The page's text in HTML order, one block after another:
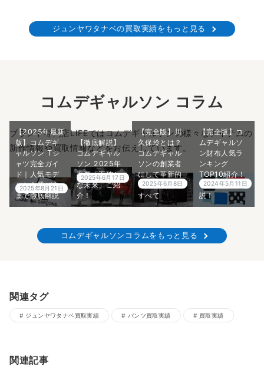
ジュンヤワタナベの買取実績をもっと見る
コムデギャルソン コラム
ブランド専門店LIFEではコムデギャルソンの様々なアイテムの
新作情報や買取情報などをお伝えしています。
【2025年最新
版】コムデギ
ャルソン Tシ
ャツ完全ガイ
ド｜人気モデ
ルから選び方
まで徹底解説
2025年8月21日
【徹底解説】
コムデギャル
ソン 2025年
春夏「不確か
な未来」ご紹
介！
2025年6月17日
【完全版】川
久保玲とは？
コムデギャル
ソンの創業者
にして革新的
デザイナーの
すべて
2025年6月8日
【完全版】コ
ムデギャルソ
ン財布人気ラ
ンキング
TOP10紹介！
プロが5分で解
説！
2024年5月11日
コムデギャルソンコラムをもっと見る
関連タグ
ジュンヤワタナベ買取実績 パンツ買取実績 買取実績
関連記事